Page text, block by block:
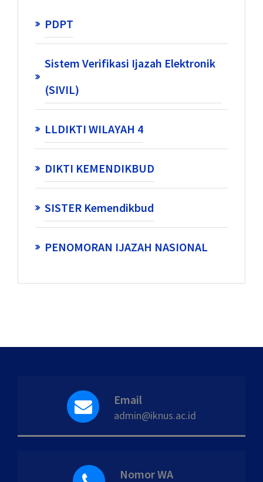
PDPT
Sistem Verifikasi Ijazah Elektronik
(SIVIL)
LLDIKTI WILAYAH 4
DIKTI KEMENDIKBUD
SISTER Kemendikbud
PENOMORAN IJAZAH NASIONAL
Email
admin@iknus.ac.id
Nomor WA